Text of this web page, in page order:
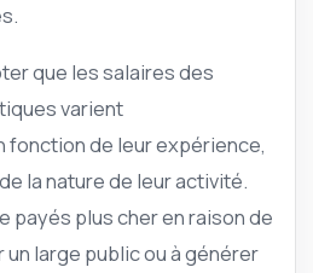
que les salaires des
varient
de leur expérience,
la nature de leur activité.
payés plus cher en raison de
large public ou à générer